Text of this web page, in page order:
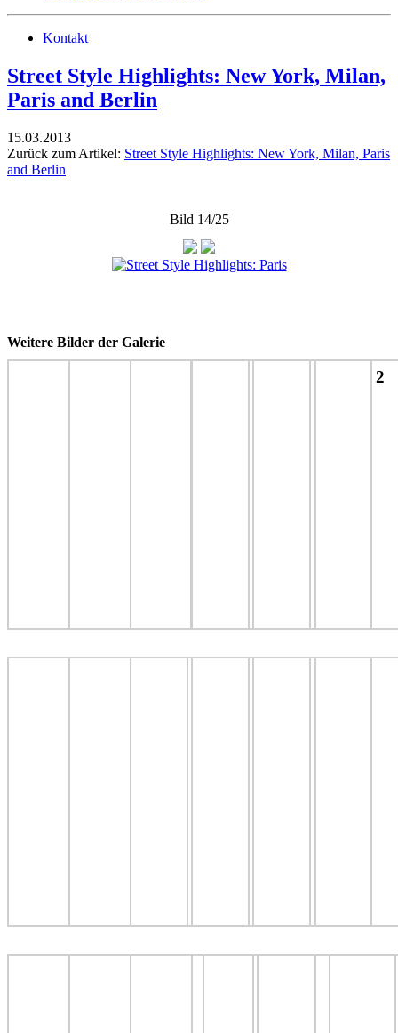
Kontakt
Street Style Highlights: New York, Milan,
Paris and Berlin
15.03.2013
Zurück zum Artikel: Street Style Highlights: New York, Milan, Paris
and Berlin
Bild 14/25
Weitere Bilder der Galerie
2